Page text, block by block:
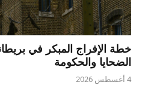
خطة الإفراج المبكر في
الضحايا والحكومة
4 أغسطس 2026